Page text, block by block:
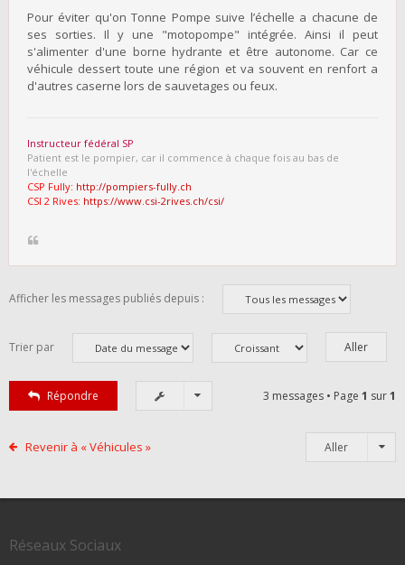
Pour éviter qu'on Tonne Pompe suive l’échelle a chacune de
ses sorties. Il y une "motopompe" intégrée. Ainsi il peut
s'alimenter d'une borne hydrante et être autonome. Car ce
véhicule dessert toute une région et va souvent en renfort a
d'autres caserne lors de sauvetages ou feux.
Instructeur fédéral SP
Patient est le pompier, car il commence à chaque fois au bas de
l'échelle
CSP Fully: http://pompiers-fully.ch
CSI 2 Rives: https://www.csi-2rives.ch/csi/
Afficher les messages publiés depuis :
Trier par
Répondre 3 messages • Page 1 sur1
Revenir à « Véhicules » Aller
Réseaux Sociaux